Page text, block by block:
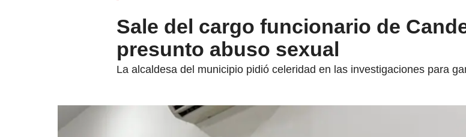
Sale del cargo funcionario de
presunto abuso sexual
La alcaldesa del municipio pidió celeridad en las investigaciones para